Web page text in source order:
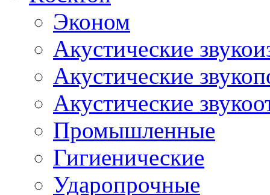
Эконом
Акустические
Акустические
Акустические
Промышленные
Гигиенические
Ударопрочные